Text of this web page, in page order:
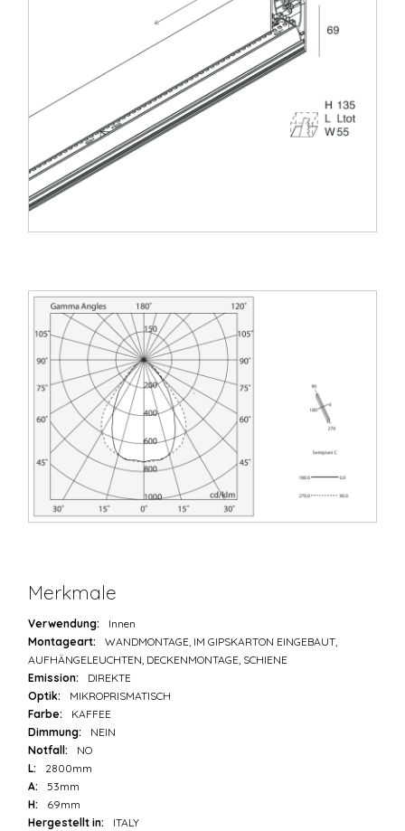
Merkmale
Verwendung:
Innen
Montageart:
WANDMONTAGE, IM GIPSKARTON EINGEBAUT,
AUFHÄNGELEUCHTEN, DECKENMONTAGE, SCHIENE
Emission:
DIREKTE
Optik:
MIKROPRISMATISCH
Farbe:
KAFFEE
Dimmung:
NEIN
Notfall:
NO
L:
2800mm
A:
53mm
H:
69mm
Hergestellt in:
ITALY